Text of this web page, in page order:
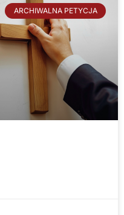
ARCHIWALNA PETYCJA